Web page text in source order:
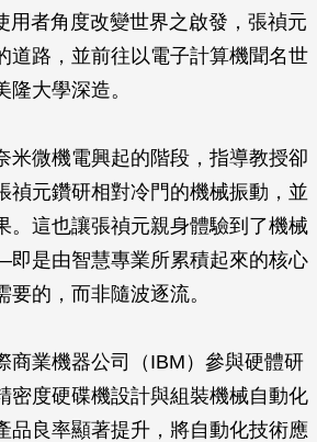
用者角度改變世界之啟發，張禎元
道路，並前往以電子計算機聞名世
大學深造。
米微機電興起的階段，指導教授卻
禎元鑽研相對冷門的機械振動，並
。這也讓張禎元親身體驗到了機械
是由智慧專業所累積起來的核心
的，而非隨波逐流。
商業機器公司（IBM）參與硬體研
密度硬碟機設計與組裝機械自動化
品良率顯著提升，將自動化技術應